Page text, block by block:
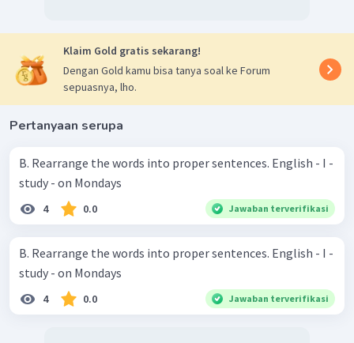
Klaim Gold gratis sekarang!
Dengan Gold kamu bisa tanya soal ke Forum
sepuasnya, lho.
Pertanyaan serupa
B. Rearrange the words into proper sentences. English - I -
study - on Mondays
4 0.0 Jawaban terverifikasi
B. Rearrange the words into proper sentences. English - I -
study - on Mondays
4 0.0 Jawaban terverifikasi